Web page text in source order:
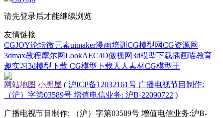
请先登录后才能继续浏览
友情链接
CGJOY论坛微元素uimaker漫画培训 CG模型网CG资源网
3dmax教程摩尔网LookAEC4D傲视网3d模型下载插画喵教育
趣实习3d模型下载 CG模型下载 人人素材CG模型王
网站地图 小黑屋 ( 沪ICP备12032161号 广播电视节目制作:
（沪）字第03589号 增值电信业务: 沪B-22090722 )
广播电视节目制作: （沪）字第03589号 增值电信业务:沪B-